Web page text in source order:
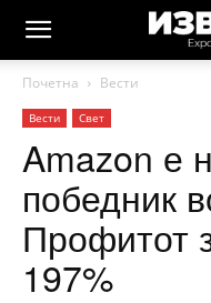
Почетна Вести
Вести Свет
Amazon е
победник
Профитот
197%